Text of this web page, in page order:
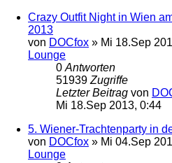
Crazy Outfit Night in Wien
2013
von DOCfox » Mi 18.Sep
Lounge
0 Antworten
51939 Zugriffe
Letzter Beitrag von
Mi 18.Sep 2013, 0:44
5. Wiener-Trachtenparty in
von DOCfox » Mi 04.Sep
Lounge